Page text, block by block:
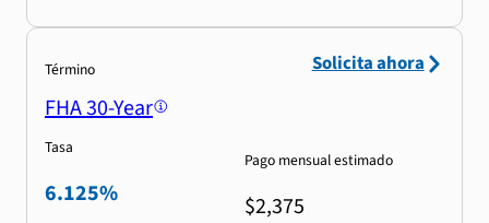
Término
FHA 30-Year
Tasa
6.125%
Pago mensual estimado
$2,375
Solicita ahora